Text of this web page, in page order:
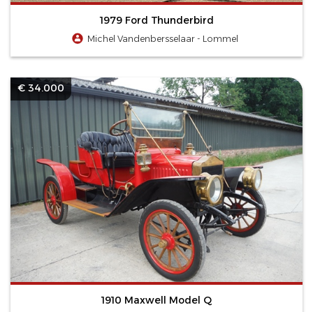
1979 Ford Thunderbird
Michel Vandenbersselaar - Lommel
€ 34.000
1910 Maxwell Model Q